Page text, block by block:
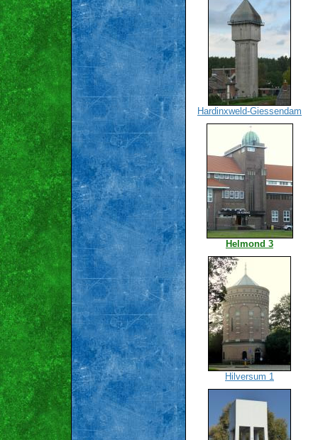
Hardinxweld-Giessendam
Helmond 3
Hilversum 1